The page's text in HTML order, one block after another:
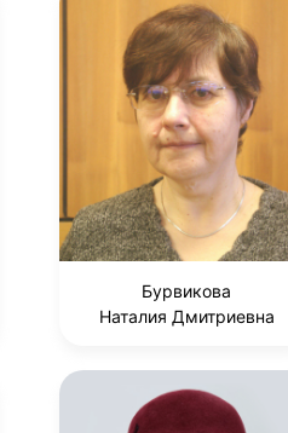
Бурвикова
Наталия Дмитриевна